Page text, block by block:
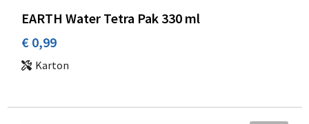
EARTH Water Tetra Pak 330 ml
€ 0,99
Karton